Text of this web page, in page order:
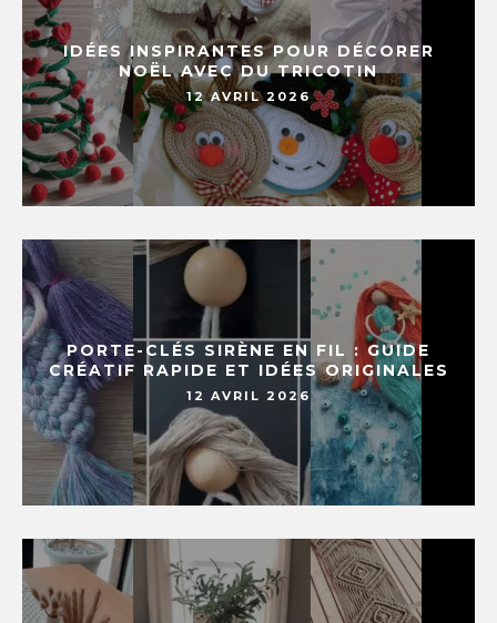
IDÉES INSPIRANTES POUR DÉCORER
NOËL AVEC DU TRICOTIN
12 AVRIL 2026
PORTE-CLÉS SIRÈNE EN FIL : GUIDE
CRÉATIF RAPIDE ET IDÉES ORIGINALES
12 AVRIL 2026